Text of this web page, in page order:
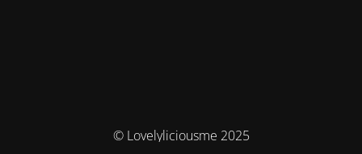
© Lovelyliciousme 2025